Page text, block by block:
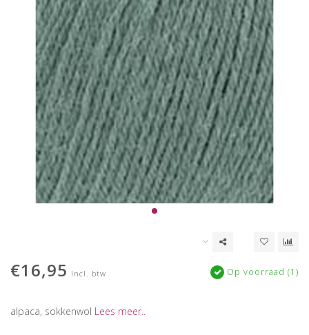
€16,95 Incl. btw Op voorraad (1)
alpaca, sokkenwol Lees meer..